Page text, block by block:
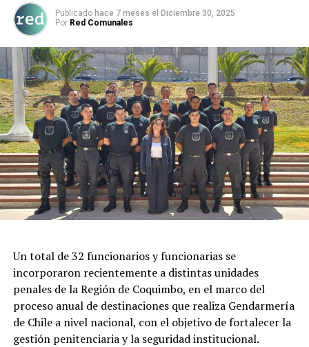
Publicado hace 7 meses el Diciembre 30, 2025
Por Red Comunales
Un total de 32 funcionarios y funcionarias se
incorporaron recientemente a distintas unidades
penales de la Región de Coquimbo, en el marco del
proceso anual de destinaciones que realiza Gendarmería
de Chile a nivel nacional, con el objetivo de fortalecer la
gestión penitenciaria y la seguridad institucional.